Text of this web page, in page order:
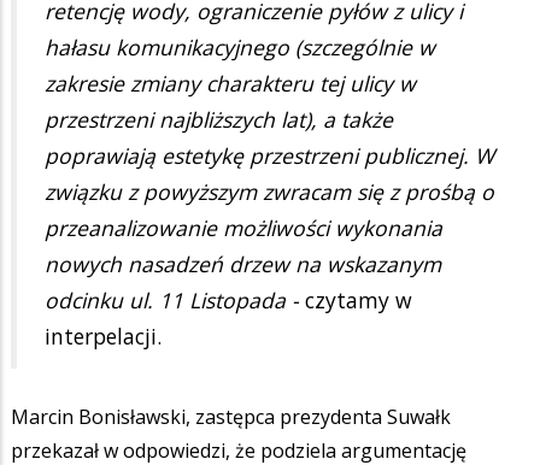
retencję wody, ograniczenie pyłów z ulicy i
hałasu komunikacyjnego (szczególnie w
zakresie zmiany charakteru tej ulicy w
przestrzeni najbliższych lat), a także
poprawiają estetykę przestrzeni publicznej. W
związku z powyższym zwracam się z prośbą o
przeanalizowanie możliwości wykonania
nowych nasadzeń drzew na wskazanym
odcinku ul. 11 Listopada - czytamy w
interpelacji.
Marcin Bonisławski, zastępca prezydenta Suwałk
przekazał w odpowiedzi, że podziela argumentację